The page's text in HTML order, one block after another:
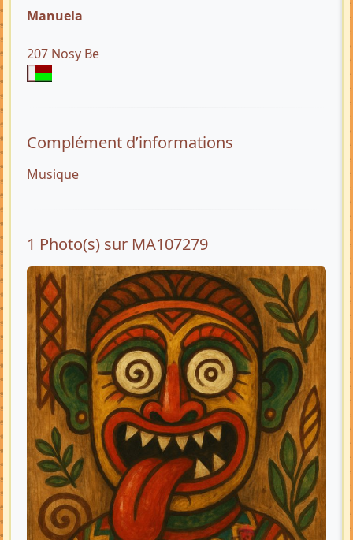
Manuela
207 Nosy Be
Complément d’informations
Musique
1 Photo(s) sur MA107279